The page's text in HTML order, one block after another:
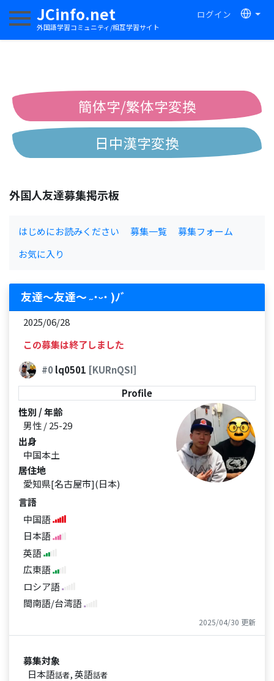
JCinfo.net
外国語学習コミュニティ/相互学習サイト
ログイン
ナビゲーションを切り替える
簡体字/繁体字変換
日中漢字変換
外国人友達募集掲示板
はじめにお読みください 募集一覧
募集フォーム
お気に入り
友達〜友達〜 ˶˙ᵕ˙ )ﾉﾞ
2025/06/28
この募集は終了しました
#0lq0501 [KURnQSI]
Profile
性別 / 年齢
男性 / 25-29
出身
中国本土
居住地
愛知県[名古屋市](日本)
言語
中国語
日本語
英語
広東語
ロシア語
閩南語/台湾語
2025/04/30 更新
募集対象
日本語話者, 英語話者